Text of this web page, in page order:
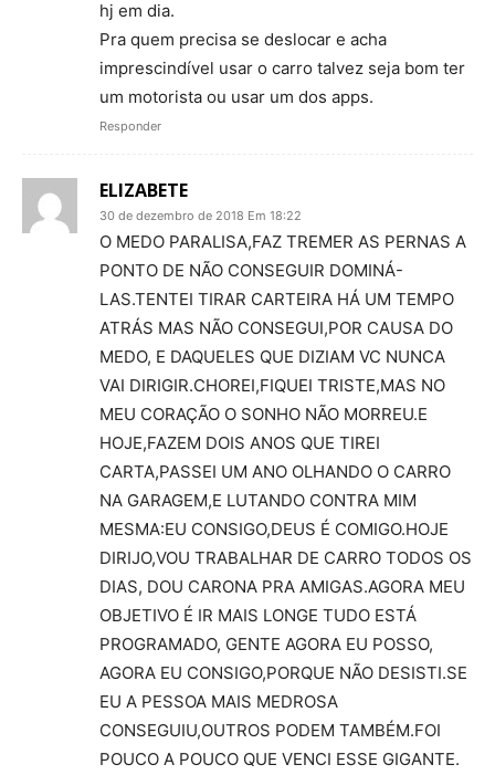
hj em dia.
Pra quem precisa se deslocar e acha
imprescindível usar o carro talvez seja bom ter
um motorista ou usar um dos apps.
Responder
ELIZABETE
30 de dezembro de 2018 Em 18:22
O MEDO PARALISA,FAZ TREMER AS PERNAS A
PONTO DE NÃO CONSEGUIR DOMINÁ-
LAS.TENTEI TIRAR CARTEIRA HÁ UM TEMPO
ATRÁS MAS NÃO CONSEGUI,POR CAUSA DO
MEDO, E DAQUELES QUE DIZIAM VC NUNCA
VAI DIRIGIR.CHOREI,FIQUEI TRISTE,MAS NO
MEU CORAÇÃO O SONHO NÃO MORREU.E
HOJE,FAZEM DOIS ANOS QUE TIREI
CARTA,PASSEI UM ANO OLHANDO O CARRO
NA GARAGEM,E LUTANDO CONTRA MIM
MESMA:EU CONSIGO,DEUS É COMIGO.HOJE
DIRIJO,VOU TRABALHAR DE CARRO TODOS OS
DIAS, DOU CARONA PRA AMIGAS.AGORA MEU
OBJETIVO É IR MAIS LONGE TUDO ESTÁ
PROGRAMADO, GENTE AGORA EU POSSO,
AGORA EU CONSIGO,PORQUE NÃO DESISTI.SE
EU A PESSOA MAIS MEDROSA
CONSEGUIU,OUTROS PODEM TAMBÉM.FOI
POUCO A POUCO QUE VENCI ESSE GIGANTE.